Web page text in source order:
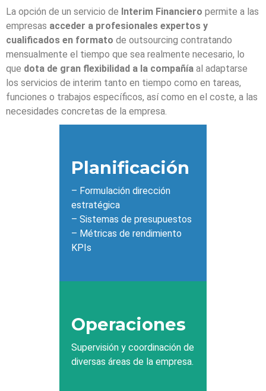
La opción de un servicio de Interim Financiero permite a las
empresas acceder a profesionales expertos y
cualificados en formato de outsourcing contratando
mensualmente el tiempo que sea realmente necesario, lo
que dota de gran flexibilidad a la compañía al adaptarse
los servicios de interim tanto en tiempo como en tareas,
funciones o trabajos específicos, así como en el coste, a las
necesidades concretas de la empresa.
Planificación
– Formulación dirección
estratégica
– Sistemas de presupuestos
– Métricas de rendimiento
KPIs
Operaciones
Supervisión y coordinación de
diversas áreas de la empresa.